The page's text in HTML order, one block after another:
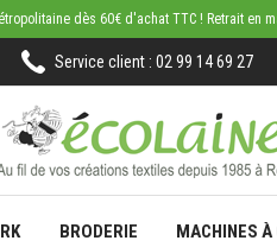
dès 60€ d'achat TTC ! Retrait en
Service client : 02 99 14 69 27
BRODERIE MACHINES À